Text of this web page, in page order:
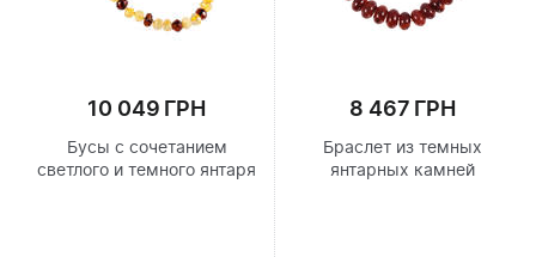
10 049 ГРН
Бусы с сочетанием
светлого и темного янтаря
8 467 ГРН
Браслет из темных
янтарных камней